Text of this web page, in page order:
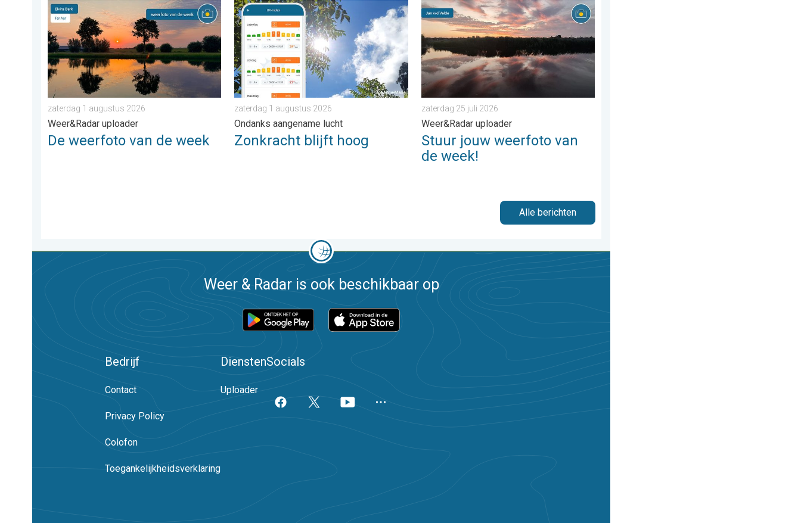
De weerfoto van de week. Weer&Radar uploader. . . zaterdag 1 augustus 2026
zaterdag 1 augustus 2026
Weer&Radar uploader
De weerfoto van de week
Zonkracht blijft hoog. Ondanks aangename lucht. . . zaterdag 1 augustus 2026
zaterdag 1 augustus 2026
Ondanks aangename lucht
Zonkracht blijft hoog
Stuur jouw weerfoto van de week!. Weer&Radar uploader. . . zaterdag 25 juli 2026
zaterdag 25 juli 2026
Weer&Radar uploader
Stuur jouw weerfoto van
de week!
Alle berichten
Weer & Radar is ook beschikbaar op
Bedrijf
Contact
Privacy Policy
Colofon
Toegankelijkheidsverklaring
Diensten
Uploader
Socials